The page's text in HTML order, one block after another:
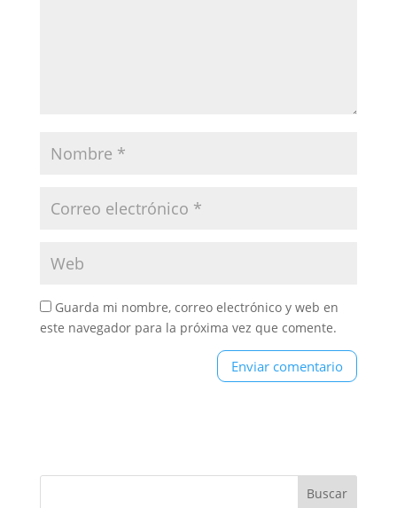
Guarda mi nombre, correo electrónico y web en
este navegador para la próxima vez que comente.